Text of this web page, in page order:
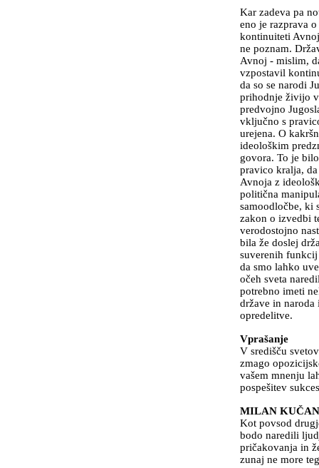
Kar zadeva pa
eno je razprava
kontinuiteti
ne poznam.
Avnoj - mislim,
vzpostavil
da so se narodi
prihodnje živijo
predvojno
vključno s
urejena. O
ideološkim
govora. To je
pravico kralja,
Avnoja z
politična
samoodločbe, ki
zakon o izvedbi
verodostojno
bila že doslej
suverenih
da smo lahko
očeh sveta
potrebno imeti
države in naroda
opredelitve.
Vprašanje
V središču
zmago
vašem mnenju
pospešitev
MILAN KUČAN
Kot povsod
bodo naredili
pričakovanja in
zunaj ne more